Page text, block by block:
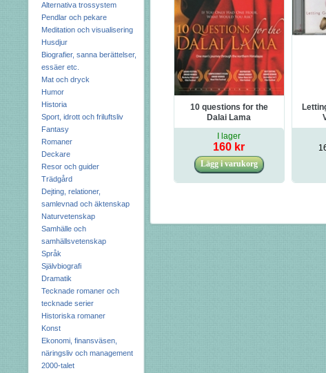
Alternativa trossystem
Pendlar och pekare
Meditation och visualisering
Husdjur
Biografier, sanna berättelser,
essäer etc.
Mat och dryck
Humor
Historia
Sport, idrott och friluftsliv
Fantasy
Romaner
Deckare
Resor och guider
Trädgård
Dejting, relationer,
samlevnad och äktenskap
Naturvetenskap
Samhälle och
samhällsvetenskap
Språk
Självbiografi
Dramatik
Tecknade romaner och
tecknade serier
Historiska romaner
Konst
Ekonomi, finansväsen,
näringsliv och management
2000-talet
10 questions for the
Dalai Lama
I lager
160 kr